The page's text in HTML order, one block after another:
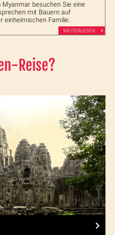
besuchen Sie eine
mit Bauern auf
einheimischen Familie.
WEITERLESEN
Reise?